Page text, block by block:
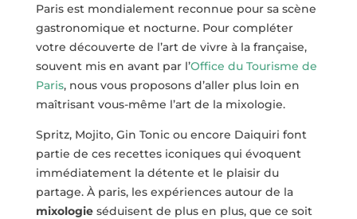
Paris est mondialement reconnue pour sa scène
gastronomique et nocturne. Pour compléter
votre découverte de l’art de vivre à la française,
souvent mis en avant par l’Office du Tourisme de
Paris, nous vous proposons d’aller plus loin en
maîtrisant vous-même l’art de la mixologie.
Spritz, Mojito, Gin Tonic ou encore Daiquiri font
partie de ces recettes iconiques qui évoquent
immédiatement la détente et le plaisir du
partage. À paris, les expériences autour de la
mixologieséduisent de plus en plus, que ce soit